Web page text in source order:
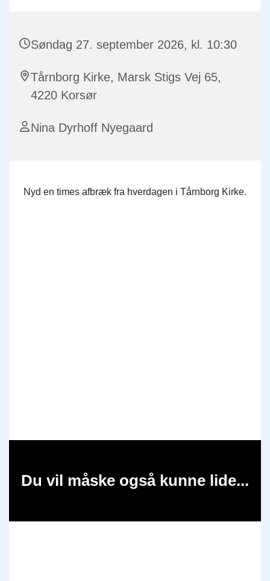
Søndag 27. september 2026, kl. 10:30
Tårnborg Kirke, Marsk Stigs Vej 65,
4220 Korsør
Nina Dyrhoff Nyegaard
Nyd en times afbræk fra hverdagen i Tårnborg Kirke.
Du vil måske også kunne lide...